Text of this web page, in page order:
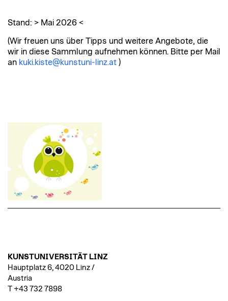
Stand: > Mai 2026 <
(Wir freuen uns über Tipps und weitere Angebote, die
wir in diese Sammlung aufnehmen können. Bitte per Mail
an kuki.kiste@kunstuni-linz.at )
KUNSTUNIVERSITÄT LINZ
Hauptplatz 6, 4020 Linz /
Austria
T +43 732 7898